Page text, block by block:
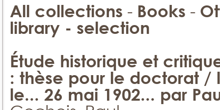
All collections - Books -
library - selection
Étude historique et
: thèse pour le doctorat /
le... 26 mai 1902... par